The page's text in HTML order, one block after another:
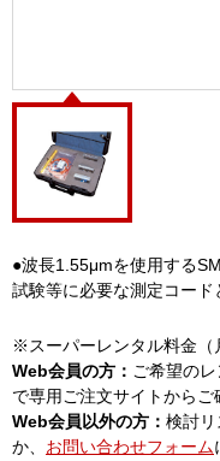
●波長1.55μmを使用する
試験等に必要な測定コード
※スーパーレンタル料金（
Web会員の方： ご希望の
で専用ご注文サイトからご
Web会員以外の方： 検討リ
か、 お問い合わせフォーム